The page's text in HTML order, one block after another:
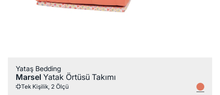
Yataş Bedding
Marsel Yatak Örtüsü Takımı
Tek Kişilik, 2 Ölçü